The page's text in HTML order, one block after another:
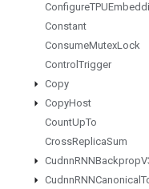
Configure
Constant
ConsumeMutexLock
Control Trigger
Copy
CopyHost
CountUpTo
CrossReplicaSum
CudnnRNNBackprop
CudnnRNNCanonical